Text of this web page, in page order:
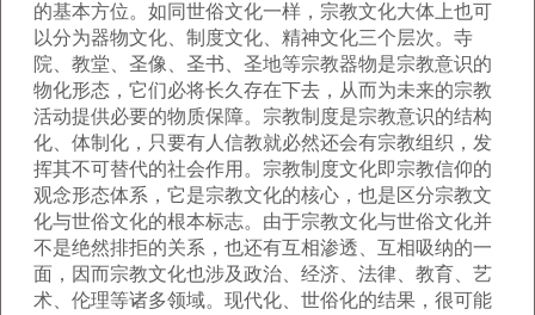
的基本方位。如同世俗文化一样，宗教文化大体上也可
以分为器物文化、制度文化、精神文化三个层次。寺
院、教堂、圣像、圣书、圣地等宗教器物是宗教意识的
物化形态，它们必将长久存在下去，从而为未来的宗教
活动提供必要的物质保障。宗教制度是宗教意识的结构
化、体制化，只要有人信教就必然还会有宗教组织，发
挥其不可替代的社会作用。宗教制度文化即宗教信仰的
观念形态体系，它是宗教文化的核心，也是区分宗教文
化与世俗文化的根本标志。由于宗教文化与世俗文化并
不是绝然排拒的关系，也还有互相渗透、互相吸纳的一
面，因而宗教文化也涉及政治、经济、法律、教育、艺
术、伦理等诸多领域。现代化、世俗化的结果，很可能